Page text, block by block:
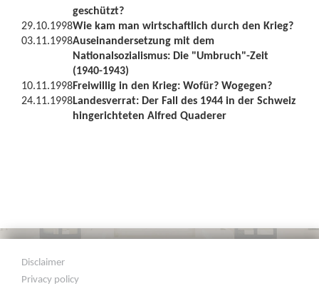
geschützt?
29.10.1998Wie kam man wirtschaftlich durch den Krieg?
03.11.1998Auseinandersetzung mit dem
Nationalsozialismus: Die "Umbruch"-Zeit
(1940-1943)
10.11.1998Freiwillig in den Krieg: Wofür? Wogegen?
24.11.1998Landesverrat: Der Fall des 1944 in der Schweiz
hingerichteten Alfred Quaderer
Disclaimer
Privacy policy